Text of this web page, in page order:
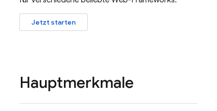
Jetzt starten
Hauptmerkmale